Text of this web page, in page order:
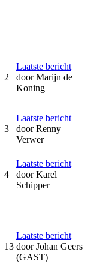
2
Laatste bericht
doorMarijn de
Koning
3
Laatste bericht
doorRenny
Verwer
4
Laatste bericht
doorKarel
Schipper
13
Laatste bericht
doorJohan Geers
(GAST)